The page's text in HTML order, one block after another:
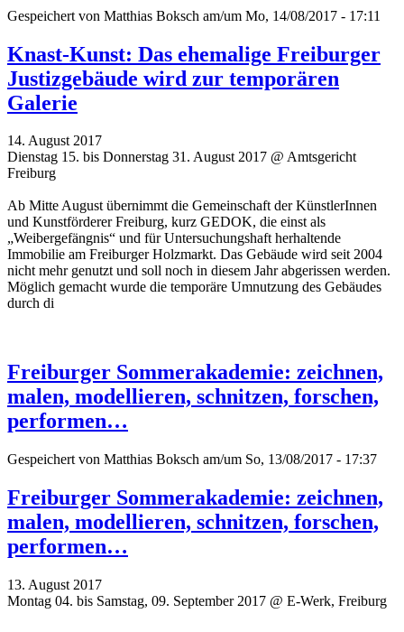
Gespeichert von Matthias Boksch am/um Mo, 14/08/2017 - 17:11
Knast-Kunst: Das ehemalige Freiburger
Justizgebäude wird zur temporären
Galerie
14. August 2017
Dienstag 15. bis Donnerstag 31. August 2017 @ Amtsgericht
Freiburg
Ab Mitte August übernimmt die Gemeinschaft der KünstlerInnen
und Kunstförderer Freiburg, kurz GEDOK, die einst als
„Weibergefängnis“ und für Untersuchungshaft herhaltende
Immobilie am Freiburger Holzmarkt. Das Gebäude wird seit 2004
nicht mehr genutzt und soll noch in diesem Jahr abgerissen werden.
Möglich gemacht wurde die temporäre Umnutzung des Gebäudes
durch di
Freiburger Sommerakademie: zeichnen,
malen, modellieren, schnitzen, forschen,
performen…
Gespeichert von Matthias Boksch am/um So, 13/08/2017 - 17:37
Freiburger Sommerakademie: zeichnen,
malen, modellieren, schnitzen, forschen,
performen…
13. August 2017
Montag 04. bis Samstag, 09. September 2017 @ E-Werk, Freiburg